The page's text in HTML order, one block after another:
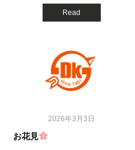
Read
2026年3月3日
お花見